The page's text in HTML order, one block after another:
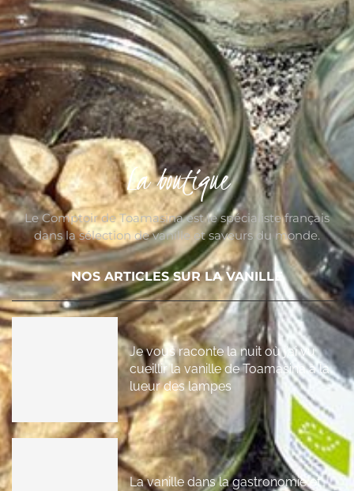
La boutique
Le Comptoir de Toamasina est le spécialiste français
dans la sélection de vanille et saveurs du monde.
NOS ARTICLES SUR LA VANILLE
Je vous raconte la nuit où j’ai vu
cueillir la vanille de Toamasina à la
lueur des lampes
La vanille dans la gastronomie et